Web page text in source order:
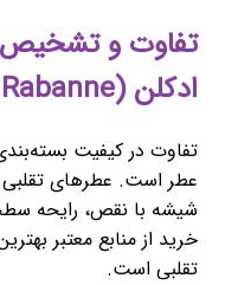
تفاوت و تشخیص
ادکلن (Paco Rabanne) پاکو رابان
تفاوت در کیفیت
عطر است. عطرهای تقلبی
شیشه با نقص، رایحه
خرید از منابع معتبر
تقلبی است.